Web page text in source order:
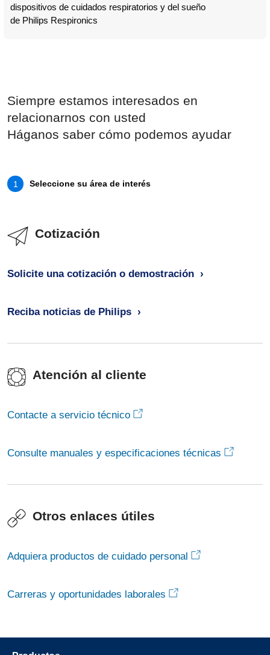
dispositivos de cuidados respiratorios y del sueño
de Philips Respironics
Siempre estamos interesados en
relacionarnos con usted
Háganos saber cómo podemos ayudar
1 Seleccione su área de interés
Cotización
Solicite una cotización o demostración
Reciba noticias de Philips
Atención al cliente
Contacte a servicio técnico
Consulte manuales y especificaciones técnicas
Otros enlaces útiles
Adquiera productos de cuidado personal
Carreras y oportunidades laborales